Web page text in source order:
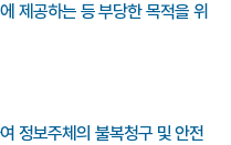
제공하는 등 부당한 목적을 위
정보주체의 불복청구 및 안전